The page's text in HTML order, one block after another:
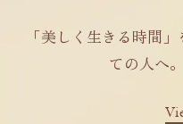
「美しく生きる時間
ての人へ